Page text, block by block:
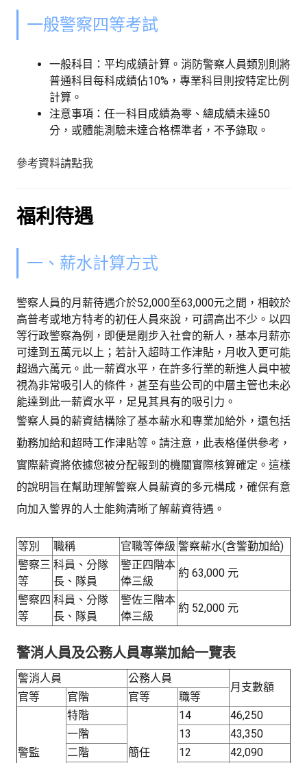
一般警察四等考試
一般科目：平均成績計算。消防警察人員類別則將
普通科目每科成績佔10%，專業科目則按特定比例
計算。
注意事項：任一科目成績為零、總成績未達50
分，或體能測驗未達合格標準者，不予錄取。
參考資料請點我
福利待遇
一、薪水計算方式
警察人員的月薪待遇介於52,000至63,000元之間，相較於
高普考或地方特考的初任人員來說，可謂高出不少。以四
等行政警察為例，即便是剛步入社會的新人，基本月薪亦
可達到五萬元以上；若計入超時工作津貼，月收入更可能
超過六萬元。此一薪資水平，在許多行業的新進人員中被
視為非常吸引人的條件，甚至有些公司的中層主管也未必
能達到此一薪資水平，足見其具有的吸引力。
警察人員的薪資結構除了基本薪水和專業加給外，還包括
勤務加給和超時工作津貼等。請注意，此表格僅供參考，
實際薪資將依據您被分配報到的機關實際核算確定。這樣
的說明旨在幫助理解警察人員薪資的多元構成，確保有意
向加入警界的人士能夠清晰了解薪資待遇。
等別 職稱 官職等俸級 警察薪水(含警勤加給)
警察三
等
科員、分隊
長、隊員
警正四階本
俸三級
約 63,000 元
警察四
等
科員、分隊
長、隊員
警佐三階本
俸三級
約 52,000 元
警消人員及公務人員專業加給一覽表
警消人員 公務人員
月支數額
官等 官階 官等 職等
警監
特階
簡任
14
46,250
一階
13
43,350
二階
12
42,090